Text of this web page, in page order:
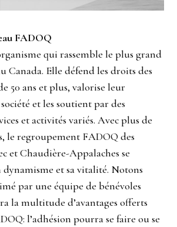
FADOQ
qui rassemble le plus grand
Canada. Elle défend les droits des
50 ans et plus, valorise leur
et les soutient par des
et activités variés. Avec plus de
le regroupement FADOQ des
et Chaudière-Appalaches se
et sa vitalité. Notons
par une équipe de bénévoles
la multitude d’avantages offerts
l’adhésion pourra se faire ou se